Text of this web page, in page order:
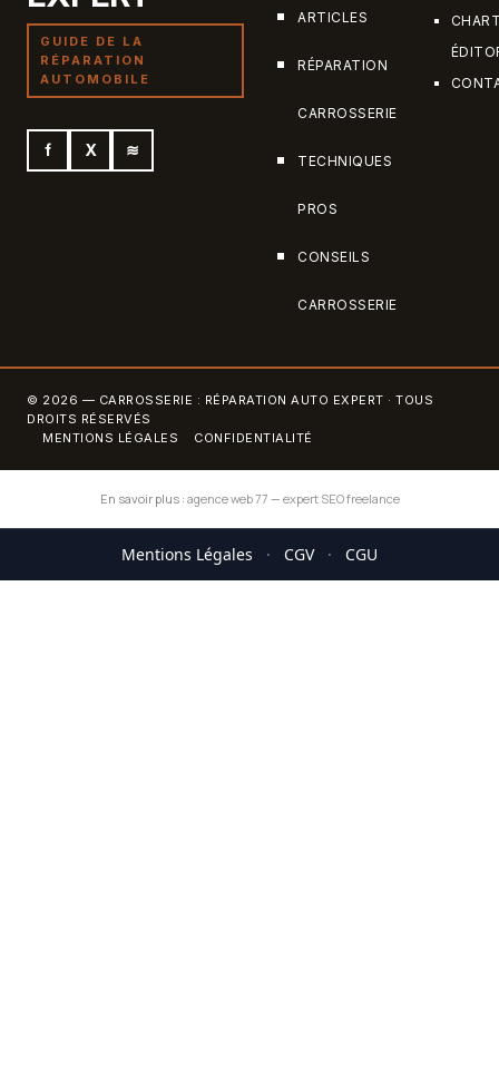
GUIDE DE LA
RÉPARATION
AUTOMOBILE
f X ≋
ARTICLES
RÉPARATION
CARROSSERIE
TECHNIQUES
PROS
CONSEILS
CARROSSERIE
© 2026 — CARROSSERIE : RÉPARATION AUTO EXPERT · TOUS
DROITS RÉSERVÉS
MENTIONS LÉGALES
CONFIDENTIALITÉ
En savoir plus : agence web 77 — expert SEO freelance
Mentions Légales · CGV · CGU